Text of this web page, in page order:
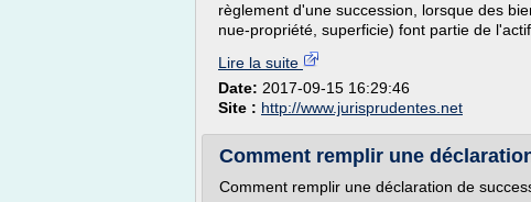
règlement d'une succession, lorsque des
nue-propriété, superficie) font partie de l'actif
Lire la suite
Date: 2017-09-15 16:29:46
Site : http://www.jurisprudentes.net
Comment remplir une
Comment remplir une déclaration de